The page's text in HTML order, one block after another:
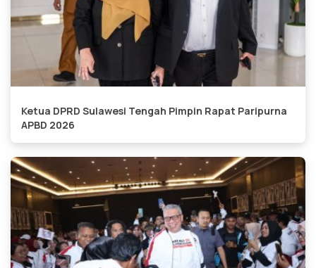
Ketua DPRD Sulawesi Tengah Pimpin Rapat Paripurna
APBD 2026